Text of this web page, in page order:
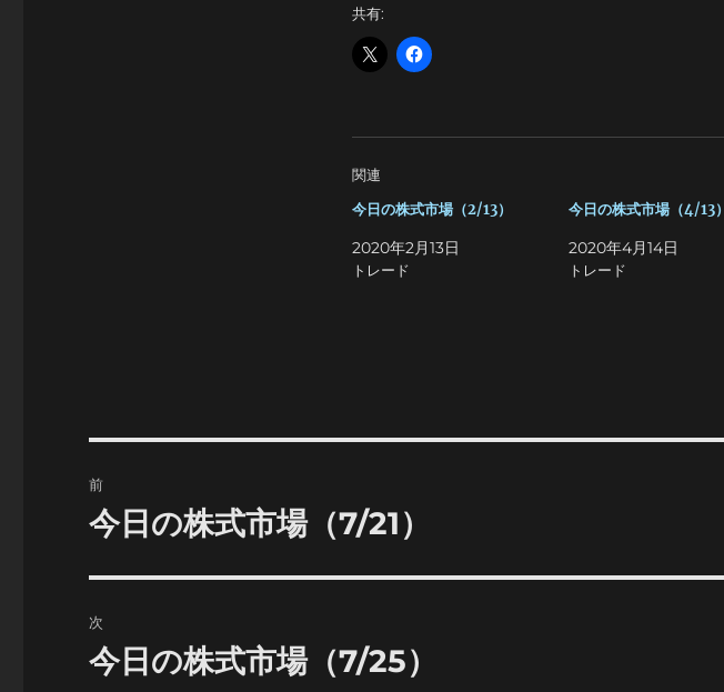
共有:
関連
今日の株式市場（2/13）
2020年2月13日
トレード
今日の株式市場（4/13）
2020年4月14日
トレード
稿
ゲ
前
前
投
稿:
今日の株式市場（7/21）
次
次
今日の株式市場（7/25）